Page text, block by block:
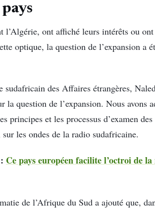
l’Algérie, ont affiché leurs intérêts ou
optique, la question de l’expansion a
des Affaires étrangères,
la question de l’expansion. Nous avons
principes et les processus d’examen
les ondes de la radio sudafricaine.
Ce pays européen facilite l’octroi de
de l’Afrique du Sud a ajouté que,